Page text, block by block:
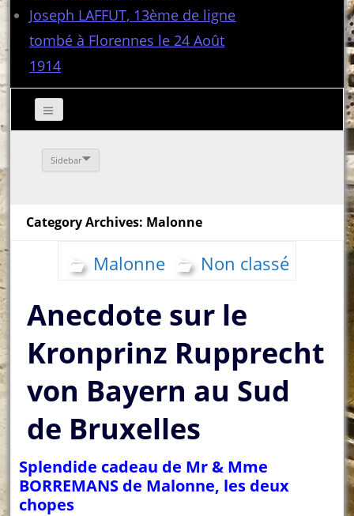
Joseph LAFFUT, 13ème de ligne
tombé à Florennes le 24 Août
1914
Sidebar
Category Archives: Malonne
Malonne Non classé
Anecdote sur le
Kronprinz Rupprecht
von Bayern au Sud
de Bruxelles
Splendide cadeau de Mr & Mme
BORREMANS de Malonne, les deux
chopes